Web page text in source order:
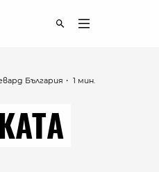
・ 1 мин.
България